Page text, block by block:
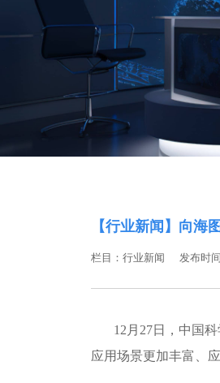
【行业新闻】向海
栏目：行业新闻 发布时
12 月27日，中国
应用场景更加丰富、